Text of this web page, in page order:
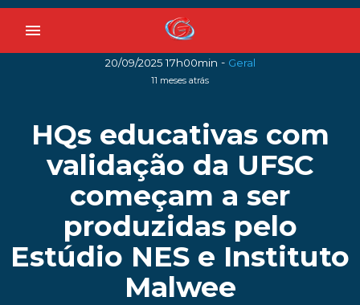
menu
20/09/2025 17h00min - Geral
11 meses atrás
HQs educativas com
validação da UFSC
começam a ser
produzidas pelo
Estúdio NES e Instituto
Malwee